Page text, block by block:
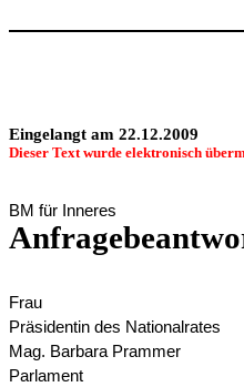
Eingelangt am 22.12.2009
Dieser Text wurde elektronisch
BM für Inneres
Frau
Präsidentin des Nationalrates
Mag. Barbara Prammer
Parlament